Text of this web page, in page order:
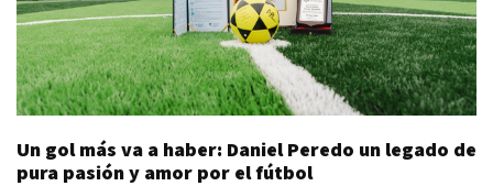
Un gol más va a haber: Daniel Peredo un legado de
pura pasión y amor por el fútbol